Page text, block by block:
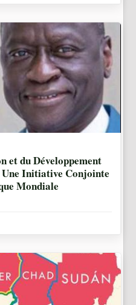
et du Développement
Une Initiative Conjointe
Mondiale